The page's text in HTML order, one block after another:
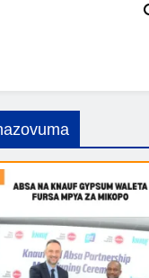
na burudani